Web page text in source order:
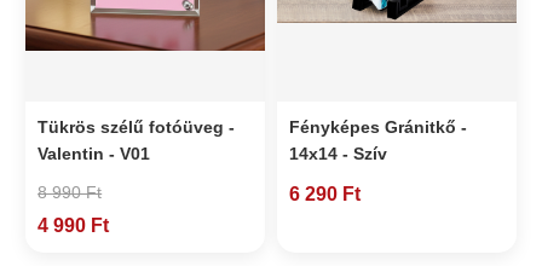
Tükrös szélű fotóüveg -
Valentin - V01
8 990 Ft
4 990 Ft
Fényképes Gránitkő -
14x14 - Szív
6 290 Ft